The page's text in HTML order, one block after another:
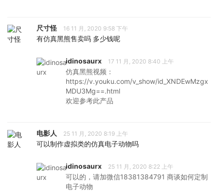
尺寸怪 16 11 月, 2020 9:58 下午
有仿真黑熊售卖吗 多少钱呢
idinosaurx 17 11 月, 2020 8:40 上午
仿真黑熊视频：
https://v.youku.com/v_show/id_XNDEwMzgx
MDU3Mg==.html
欢迎参考此产品
电影人 25 11 月, 2020 8:19 上午
可以制作虚拟类的仿真电子动物吗
idinosaurx 25 11 月, 2020 8:22 上午
可以的，请加微信18381384791 商谈如何定制
电子动物